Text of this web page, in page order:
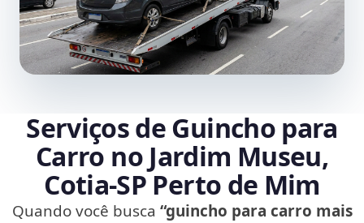
Serviços de Guincho para
Carro no Jardim Museu,
Cotia‑SP Perto de Mim
Quando você busca “guincho para carro mais